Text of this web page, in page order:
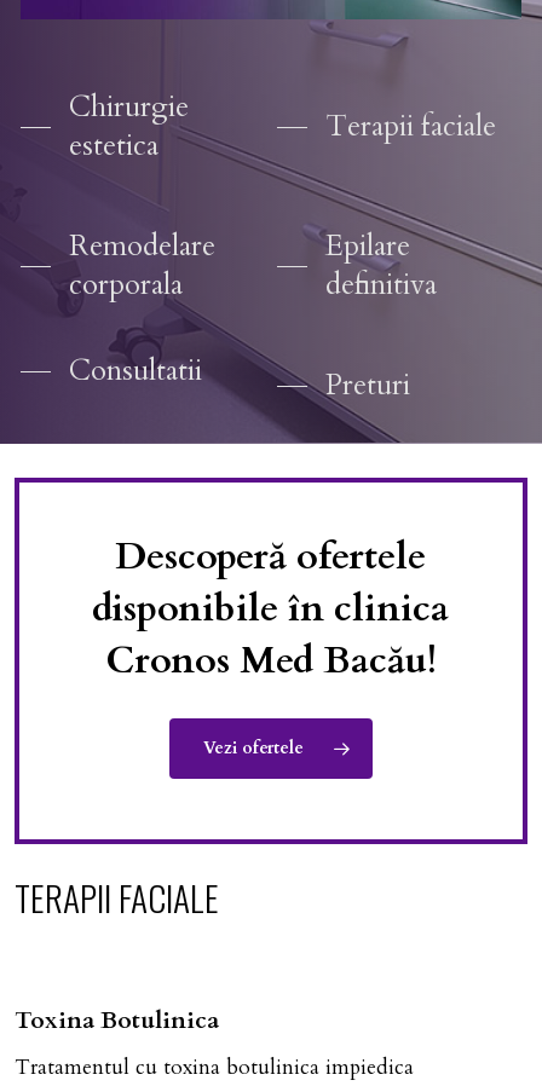
Chirurgie
estetica
Terapii faciale
Remodelare
corporala
Epilare
definitiva
Consultatii Preturi
Descoperă ofertele
disponibile în clinica
Cronos Med Bacău!
Vezi ofertele
TERAPII FACIALE
Toxina Botulinica
Tratamentul cu toxina botulinica impiedica